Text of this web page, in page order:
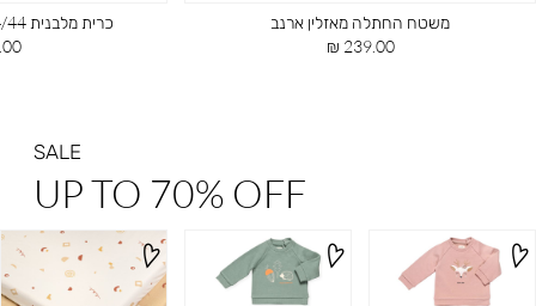
משטח החתלה מאזלין ארנב
מחיר
239.00 ₪
כרית מלבנית 34/44 ס”מ מאזלין ארנב
₪
SALE
UP TO 70% OFF